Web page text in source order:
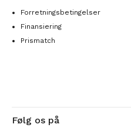
Forretningsbetingelser
Finansiering
Prismatch
Følg os på